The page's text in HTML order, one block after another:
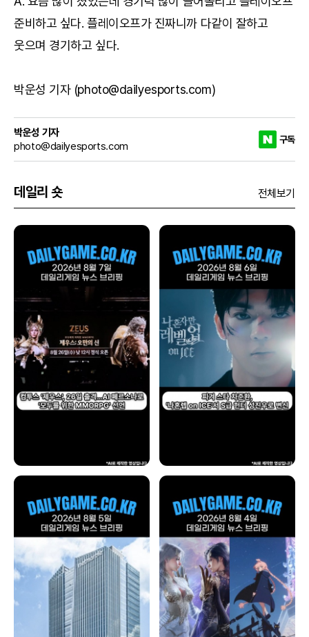
준비하고 싶다. 플레이오프가 진짜니까 다같이 잘하고
웃으며 경기하고 싶다.
박운성 기자 (photo@dailyesports.com)
박운성 기자
photo@dailyesports.com
구독
데일리 숏 전체보기